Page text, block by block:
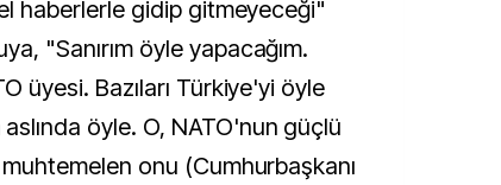
haberlerle gidip gitmeyeceği"
"Sanırım öyle yapacağım.
üyesi. Bazıları Türkiye'yi öyle
öyle. O, NATO'nun güçlü
onu (Cumhurbaşkanı